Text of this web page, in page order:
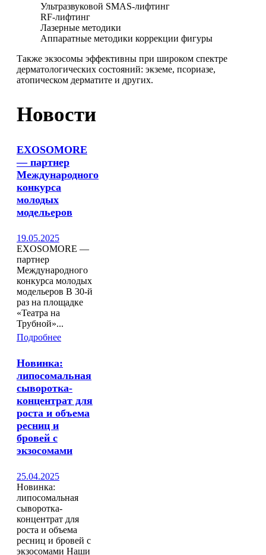
Ультразвуковой SMAS-лифтинг
RF-лифтинг
Лазерные методики
Аппаратные методики коррекции фигуры
Также экзосомы эффективны при широком спектре
дерматологических состояний: экземе, псориазе,
атопическом дерматите и других.
Новости
EXOSOMORE
— партнер
Международного
конкурса
молодых
модельеров
19.05.2025
EXOSOMORE —
партнер
Международного
конкурса молодых
модельеров В 30-й
раз на площадке
«Театра на
Трубной»...
Подробнее
Новинка:
липосомальная
сыворотка-
концентрат для
роста и объема
ресниц и
бровей с
экзосомами
25.04.2025
Новинка:
липосомальная
сыворотка-
концентрат для
роста и объема
ресниц и бровей с
экзосомами Наши